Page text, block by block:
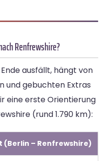
Renfrewshire?
ausfällt, hängt von
und gebuchten Extras
eine erste Orientierung
(rund 1.790 km):
(Berlin – Renfrewshire)